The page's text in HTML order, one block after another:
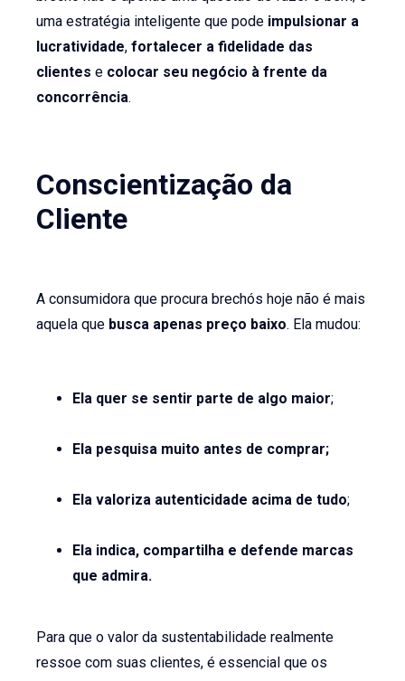
uma estratégia inteligente que pode impulsionar a
lucratividade,fortalecer a fidelidade das
clientes e colocar seu negócio à frente da
concorrência.
Conscientização da
Cliente
A consumidora que procura brechós hoje não é mais
aquela que busca apenas preço baixo. Ela mudou:
Ela quer se sentir parte de algo maior;
Ela pesquisa muito antes de comprar;
Ela valoriza autenticidade acima de tudo;
Ela indica, compartilha e defende marcas
que admira.
Para que o valor da sustentabilidade realmente
ressoe com suas clientes, é essencial que os